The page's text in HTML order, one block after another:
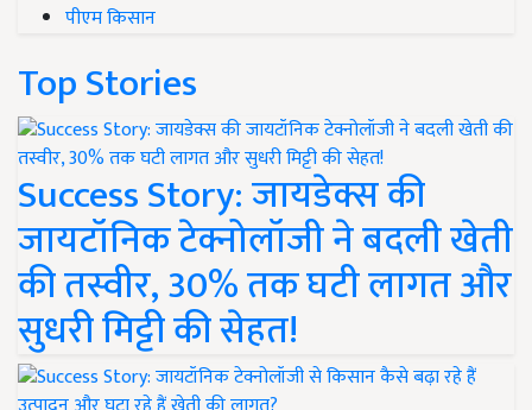
पीएम किसान
Top Stories
Success Story: जायडेक्स की
जायटॉनिक टेक्नोलॉजी ने बदली खेती
की तस्वीर, 30% तक घटी लागत और
सुधरी मिट्टी की सेहत!